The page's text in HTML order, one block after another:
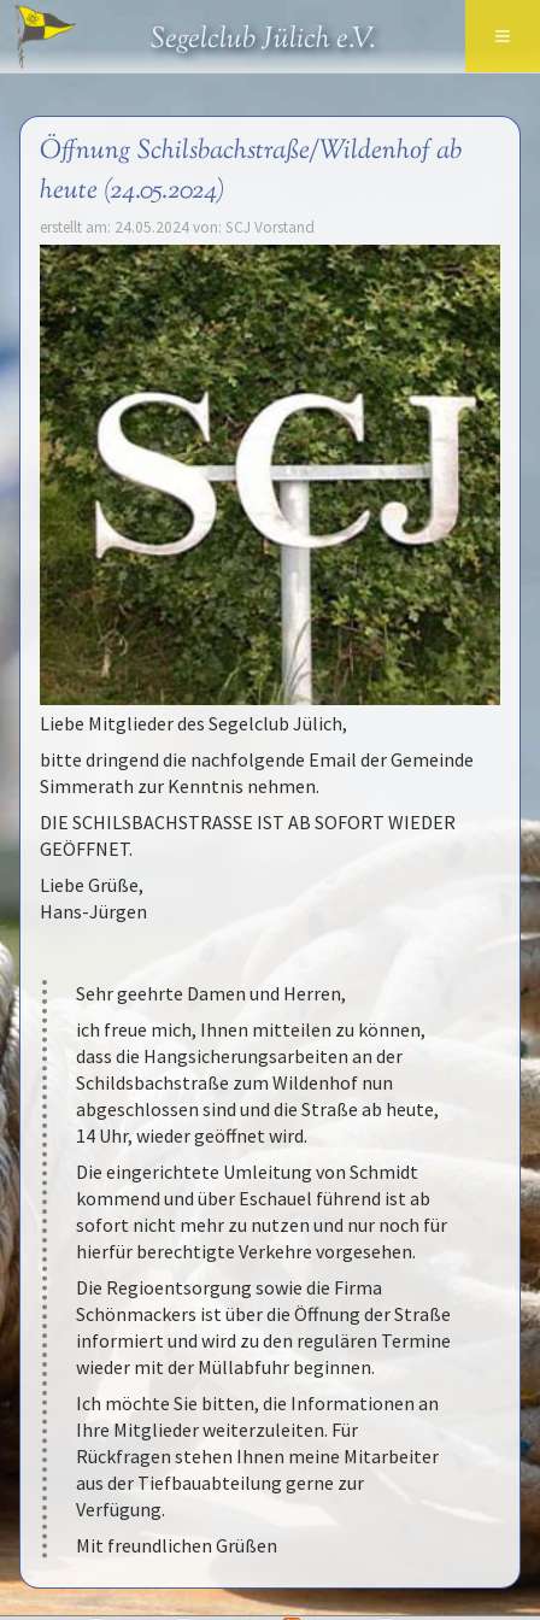
Segelclub Jülich e.V. ≡
Öffnung Schilsbachstraße/Wildenhof ab
heute (24.05.2024)
erstellt am: 24.05.2024 von: SCJ Vorstand
Liebe Mitglieder des Segelclub Jülich,
bitte dringend die nachfolgende Email der Gemeinde
Simmerath zur Kenntnis nehmen.
DIE SCHILSBACHSTRASSE IST AB SOFORT WIEDER
GEÖFFNET.
Liebe Grüße,
Hans-Jürgen
Sehr geehrte Damen und Herren,
ich freue mich, Ihnen mitteilen zu können,
dass die Hangsicherungsarbeiten an der
Schildsbachstraße zum Wildenhof nun
abgeschlossen sind und die Straße ab heute,
14 Uhr, wieder geöffnet wird.
Die eingerichtete Umleitung von Schmidt
kommend und über Eschauel führend ist ab
sofort nicht mehr zu nutzen und nur noch für
hierfür berechtigte Verkehre vorgesehen.
Die Regioentsorgung sowie die Firma
Schönmackers ist über die Öffnung der Straße
informiert und wird zu den regulären Termine
wieder mit der Müllabfuhr beginnen.
Ich möchte Sie bitten, die Informationen an
Ihre Mitglieder weiterzuleiten. Für
Rückfragen stehen Ihnen meine Mitarbeiter
aus der Tiefbauabteilung gerne zur
Verfügung.
Mit freundlichen Grüßen